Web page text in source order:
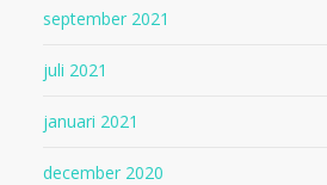
september 2021
juli 2021
januari 2021
december 2020